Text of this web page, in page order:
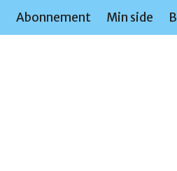
Abonnement Min side